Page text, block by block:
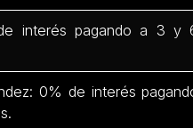
interés pagando a 3 y
0% de interés